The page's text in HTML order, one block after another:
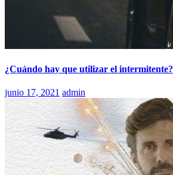
¿Cuándo hay que utilizar el intermitente?
junio 17, 2021 admin